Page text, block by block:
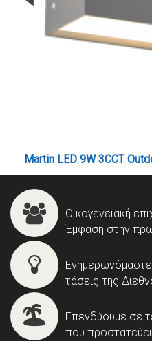
Οικογενειακή
Έμφαση στην
Ενημερωνόμαστε
τάσεις της
Επενδύουμε σε
που